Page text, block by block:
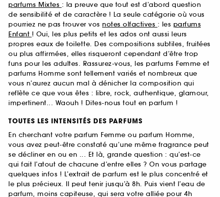
parfums Mixtes : la preuve que tout est d’abord question
de sensibilité et de caractère ! La seule catégorie où vous
pourriez ne pas trouver vos notes olfactives : les parfums
Enfant ! Oui, les plus petits et les ados ont aussi leurs
propres eaux de toilette. Des compositions subtiles, fruitées
ou plus affirmées, elles risqueront cependant d’être trop
funs pour les adultes. Rassurez-vous, les parfums Femme et
parfums Homme sont tellement variés et nombreux que
vous n’aurez aucun mal à dénicher la composition qui
reflète ce que vous êtes : libre, rock, authentique, glamour,
impertinent... Waouh ! Dites-nous tout en parfum !
TOUTES LES INTENSITÉS DES PARFUMS
En cherchant votre parfum Femme ou parfum Homme,
vous avez peut-être constaté qu’une même fragrance peut
se décliner en ou en ... Et là, grande question : qu’est-ce
qui fait l’atout de chacune d’entre elles ? On vous partage
quelques infos ! L’extrait de parfum est le plus concentré et
le plus précieux. Il peut tenir jusqu’à 8h. Puis vient l’eau de
parfum, moins capiteuse, qui sera votre alliée pour 4h